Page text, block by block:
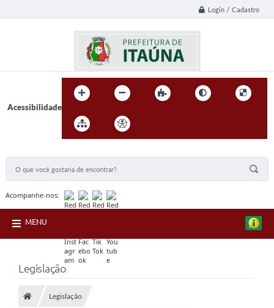
Login / Cadastro
Acessibilidade
Acompanhe-nos:
MENU
Legislação
Legislação